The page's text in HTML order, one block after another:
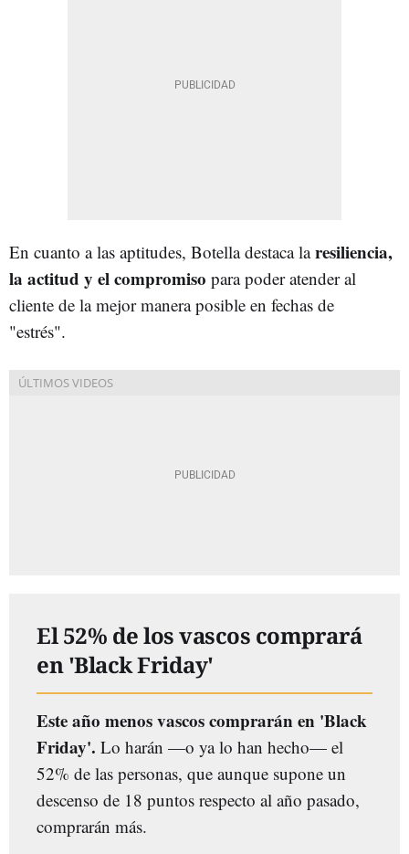
En cuanto a las aptitudes, Botella destaca laresiliencia,
la actitud y el compromiso para poder atender al
cliente de la mejor manera posible en fechas de
"estrés".
El 52% de los vascos comprará
en 'Black Friday'
Este año menos vascos comprarán en 'Black
Friday'. Lo harán —o ya lo han hecho— el
52% de las personas, que aunque supone un
descenso de 18 puntos respecto al año pasado,
comprarán más.